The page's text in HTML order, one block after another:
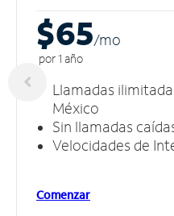
$65/mo
por 1 año
Llamadas
México
Sin llamadas
Velocidades de
Comenzar